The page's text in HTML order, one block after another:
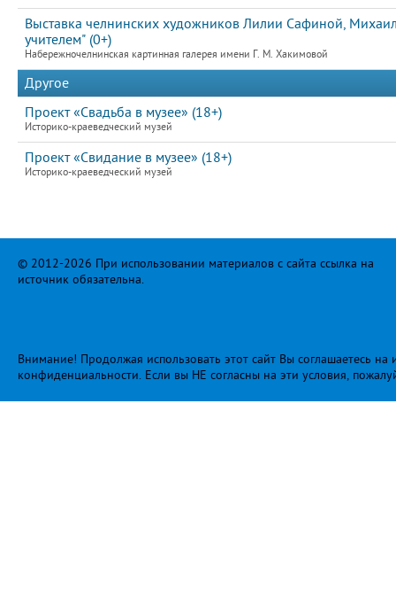
Выставка челнинских художников Лилии Сафиной,
учителем" (0+)
Набережночелнинская картинная галерея имени Г. М. Хакимовой
Другое
Проект «Свадьба в музее» (18+)
Историко-краеведческий музей
Проект «Свидание в музее» (18+)
Историко-краеведческий музей
© 2012-2026 При использовании материалов с сайта ссылка на
источник обязательна.
Внимание! Продолжая использовать этот сайт Вы соглашаетесь
конфиденциальности. Если вы НЕ согласны на эти условия,